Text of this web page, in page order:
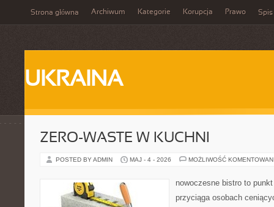
Strona główna Archiwum Kategorie Korupcja Prawo Spis
UKRAINA
ZERO-WASTE W KUCHNI
POSTED BY ADMIN MAJ - 4 - 2026 MOŻLIWOŚĆ
nowoczesne bistro to
przyciąga osobach